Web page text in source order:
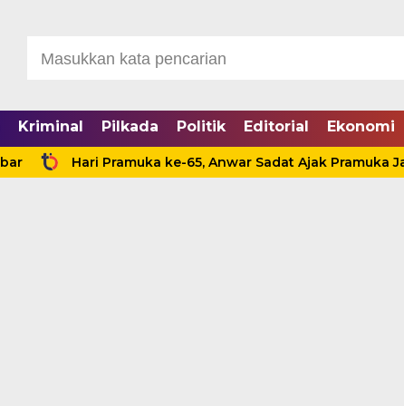
Kriminal Pilkada Politik Editorial Ekonomi
Hari Pramuka ke-65, Anwar Sadat Ajak Pramuka Jadi